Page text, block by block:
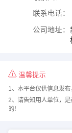
联系电话：
公司地址：
温馨提示
1、本平台仅供信息发布
2、请告知用人单位，是
的！